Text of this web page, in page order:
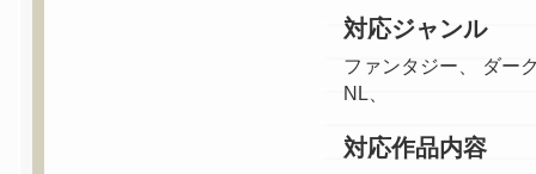
対応ジャンル
ファンタジー、 ダー
NL、
対応作品内容